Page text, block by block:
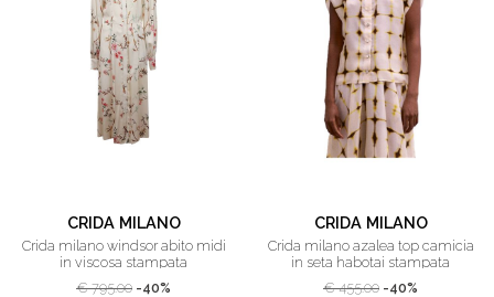
CRIDA MILANO
crida milano windsor abito midi
in viscosa stampata
€ 795.00 -40%
CRIDA MILANO
crida milano azalea top camicia
in seta habotai stampata
€ 455.00 -40%